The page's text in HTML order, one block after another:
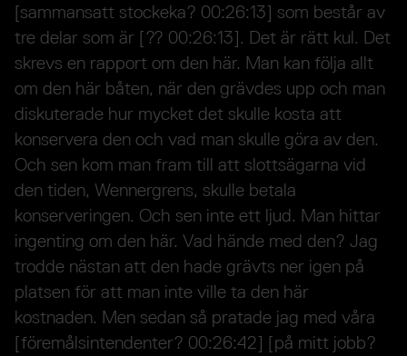
[sammansatt stockeka? 00:26:13] som består av
tre delar som är [?? 00:26:13]. Det är rätt kul. Det
skrevs en rapport om den här. Man kan följa allt
om den här båten, när den grävdes upp och man
diskuterade hur mycket det skulle kosta att
konservera den och vad man skulle göra av den.
Och sen kom man fram till att slottsägarna vid
den tiden, Wennergrens, skulle betala
konserveringen. Och sen inte ett ljud. Man hittar
ingenting om den här. Vad hände med den? Jag
trodde nästan att den hade grävts ner igen på
platsen för att man inte ville ta den här
kostnaden. Men sedan så pratade jag med våra
[föremålsintendenter? 00:26:42] [på mitt jobb?